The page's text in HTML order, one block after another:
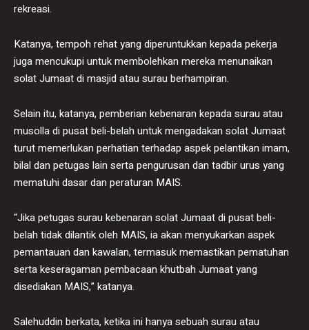
rekreasi.
Katanya, tempoh rehat yang diperuntukkan kepada pekerja
juga mencukupi untuk membolehkan mereka menunaikan
solat Jumaat di masjid atau surau berhampiran.
Selain itu, katanya, pemberian kebenaran kepada surau atau
musolla di pusat beli-belah untuk mengadakan solat Jumaat
turut memerlukan perhatian terhadap aspek pelantikan imam,
bilal dan petugas lain serta pengurusan dan tadbir urus yang
mematuhi dasar dan peraturan MAIS.
“Jika petugas surau kebenaran solat Jumaat di pusat beli-
belah tidak dilantik oleh MAIS, ia akan menyukarkan aspek
pemantauan dan kawalan, termasuk memastikan pematuhan
serta keseragaman pembacaan khutbah Jumaat yang
disediakan MAIS,” katanya.
Salehuddin berkata, ketika ini hanya sebuah surau atau